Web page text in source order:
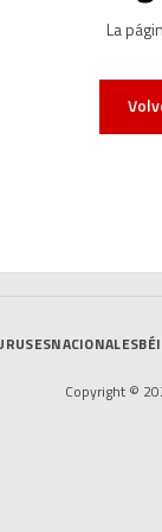
La
NACIONALES
Copyright ©